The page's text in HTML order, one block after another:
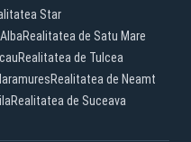
Star
Realitatea de Satu Mare
Realitatea de Tulcea
Realitatea de Neamt
Realitatea de Suceava